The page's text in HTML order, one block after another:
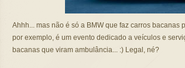
Ahhh... mas não é só a BMW que faz carros bacanas
por exemplo, é um evento dedicado a veículos e
bacanas que viram ambulância... :) Legal, né?